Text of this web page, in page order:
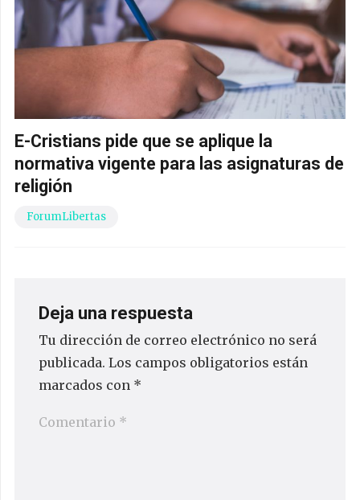
E-Cristians pide que se aplique la
normativa vigente para las asignaturas de
religión
ForumLibertas
Deja una respuesta
Tu dirección de correo electrónico no será
publicada. Los campos obligatorios están
marcados con *